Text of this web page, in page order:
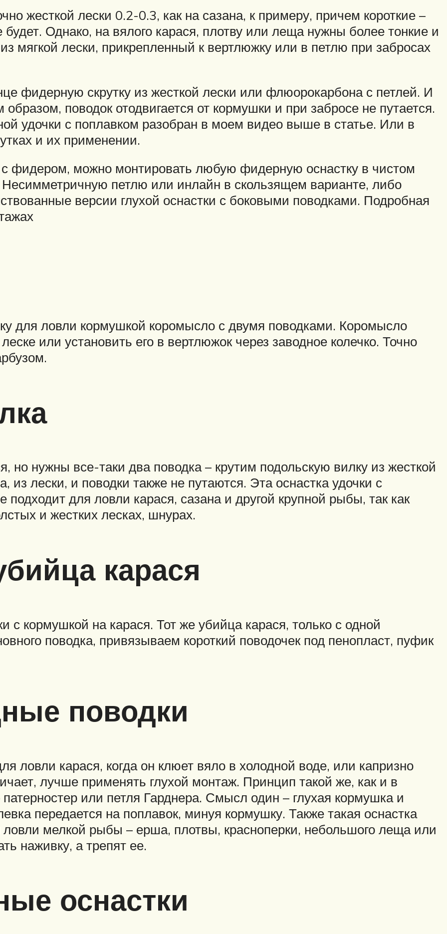
жесткой лески 0.2-0.3, как на сазана, к примеру, причем короткие –
Однако, на вялого карася, плотву или леща нужны более тонкие и
мягкой лески, прикрепленный к вертлюжку или в петлю при забросах
фидерную скрутку из жесткой лески или флюорокарбона с петлей. И
поводок отодвигается от кормушки и при забросе не путается.
удочки с поплавком разобран в моем видео выше в статье. Или в
и их применении.
фидером, можно монтировать любую фидерную оснастку в чистом
петлю или инлайн в скользящем варианте, либо
версии глухой оснастки с боковыми поводками. Подробная
для ловли кормушкой коромысло с двумя поводками. Коромысло
или установить его в вертлюжок через заводное колечко. Точно
но нужны все-таки два поводка – крутим подольскую вилку из жесткой
из лески, и поводки также не путаются. Эта оснастка удочки с
для ловли карася, сазана и другой крупной рыбы, так как
и жестких лесках, шнурах.
карася
с кормушкой на карася. Тот же убийца карася, только с одной
поводка, привязываем короткий поводочек под пенопласт, пуфик
поводки
ловли карася, когда он клюет вяло в холодной воде, или капризно
лучше применять глухой монтаж. Принцип такой же, как и в
или петля Гарднера. Смысл один – глухая кормушка и
передается на поплавок, минуя кормушку. Также такая оснастка
ловли мелкой рыбы – ерша, плотвы, красноперки, небольшого леща или
наживку, а трепят ее.
оснастки